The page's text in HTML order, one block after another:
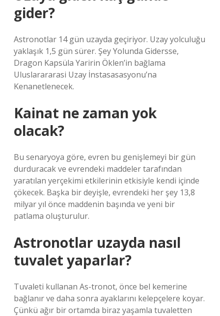
gider?
Astronotlar 14 gün uzayda geçiriyor. Uzay yolculuğu
yaklaşık 1,5 gün sürer. Şey Yolunda Gidersse,
Dragon Kapsüla Yaririn Öklen’in bağlama
Uluslarararasi Uzay İnstasasasyonu’na
Kenanetlenecek.
Kainat ne zaman yok
olacak?
Bu senaryoya göre, evren bu genişlemeyi bir gün
durduracak ve evrendeki maddeler tarafından
yaratılan yerçekimi etkilerinin etkisiyle kendi içinde
çökecek. Başka bir deyişle, evrendeki her şey 13,8
milyar yıl önce maddenin başında ve yeni bir
patlama oluşturulur.
Astronotlar uzayda nasıl
tuvalet yaparlar?
Tuvaleti kullanan As-tronot, önce bel kemerine
bağlanır ve daha sonra ayaklarını kelepçelere koyar.
Çünkü ağır bir ortamda biraz yaşamla tuvaletten